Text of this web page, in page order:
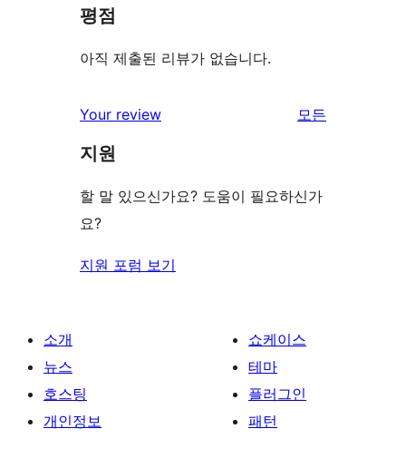
평점
아직 제출된 리뷰가 없습니다.
Your review
모든
보
지원
할 말 있으신가요? 도움이 필요하신가
요?
지원 포럼 보기
소개
뉴스
호스팅
개인정보
쇼케이스
테마
플러그인
패턴